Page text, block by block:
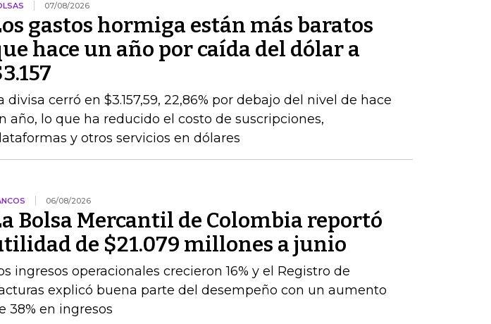
07/08/2026
gastos hormiga están más baratos
hace un año por caída del dólar a
divisa cerró en $3.157,59, 22,86% por debajo del nivel de hace
año, lo que ha reducido el costo de suscripciones,
y otros servicios en dólares
06/08/2026
Bolsa Mercantil de Colombia reportó
de $21.079 millones a junio
ingresos operacionales crecieron 16% y el Registro de
explicó buena parte del desempeño con un aumento
38% en ingresos